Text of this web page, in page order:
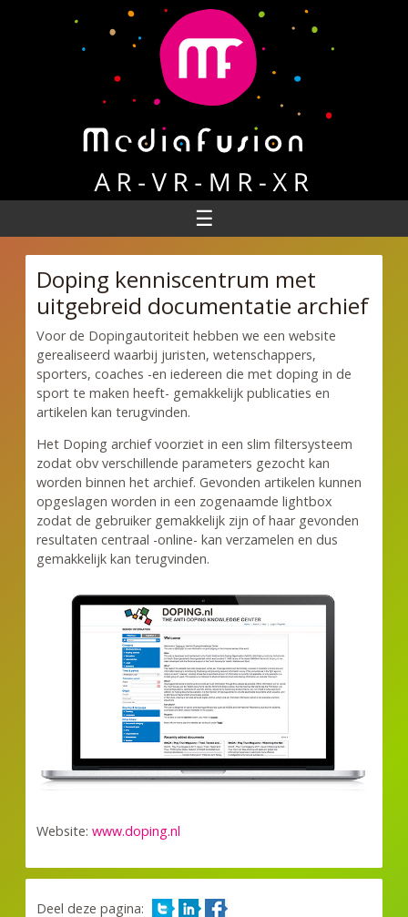
☰
Doping kenniscentrum met
uitgebreid documentatie archief
Voor de Dopingautoriteit hebben we een website
gerealiseerd waarbij juristen, wetenschappers,
sporters, coaches -en iedereen die met doping in de
sport te maken heeft- gemakkelijk publicaties en
artikelen kan terugvinden.
Het Doping archief voorziet in een slim filtersysteem
zodat obv verschillende parameters gezocht kan
worden binnen het archief. Gevonden artikelen kunnen
opgeslagen worden in een zogenaamde lightbox
zodat de gebruiker gemakkelijk zijn of haar gevonden
resultaten centraal -online- kan verzamelen en dus
gemakkelijk kan terugvinden.
Website: www.doping.nl
Deel deze pagina: